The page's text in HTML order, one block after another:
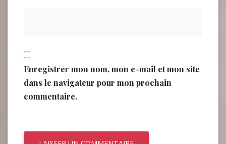
Enregistrer mon nom, mon e-mail et mon site
dans le navigateur pour mon prochain
commentaire.